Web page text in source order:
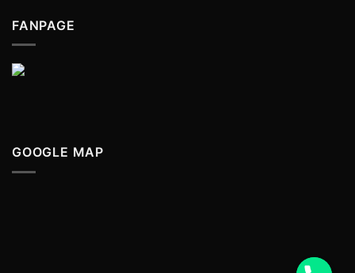
FANPAGE
GOOGLE MAP